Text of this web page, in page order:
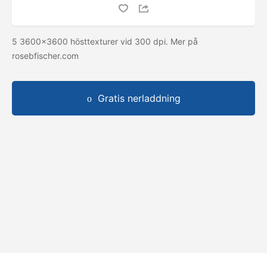
5 3600x3600 hösttexturer vid 300 dpi. Mer på
rosebfischer.com
Gratis nerladdning